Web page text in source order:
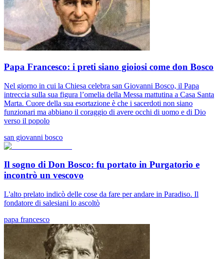
Papa Francesco: i preti siano gioiosi come don Bosco
Nel giorno in cui la Chiesa celebra san Giovanni Bosco, il Papa
intreccia sulla sua figura l’omelia della Messa mattutina a Casa Santa
Marta. Cuore della sua esortazione è che i sacerdoti non siano
funzionari ma abbiano il coraggio di avere occhi di uomo e di Dio
verso il popolo
san giovanni bosco
Il sogno di Don Bosco: fu portato in Purgatorio e
incontrò un vescovo
L'alto prelato indicò delle cose da fare per andare in Paradiso. Il
fondatore di salesiani lo ascoltò
papa francesco